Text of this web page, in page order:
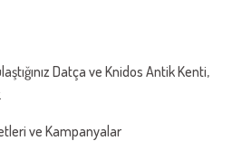
Datça ve Knidos Antik Kenti,
ve Kampanyalar